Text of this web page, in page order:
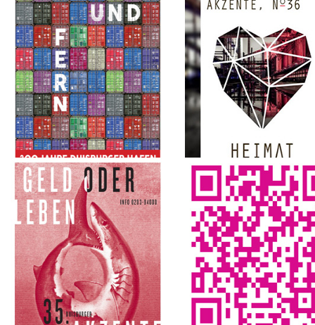
2018
Nie wieder Krieg? Umbrüche
2016
Nah und Fern - 300 jahre
Duisburger Hafen
2015
Heimat